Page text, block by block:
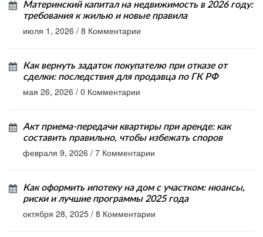
Материнский капитал на недвижимость в 2026 году:
требования к жилью и новые правила
июля 1, 2026 / 8 Комментарии
Как вернуть задаток покупателю при отказе от
сделки: последствия для продавца по ГК РФ
мая 26, 2026 / 0 Комментарии
Акт приема-передачи квартиры при аренде: как
составить правильно, чтобы избежать споров
февраля 9, 2026 / 7 Комментарии
Как оформить ипотеку на дом с участком: нюансы,
риски и лучшие программы 2025 года
октября 28, 2025 / 8 Комментарии